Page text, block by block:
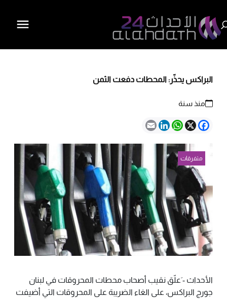
البراكس يحذّر: المحطات دفعت الثمن
منذ سنة
Facebook
X
WhatsApp
LinkedIn
Email
متفرقات
الأحداث - َعلّق نقيب أصحاب محطات المحروقات في لبنان
جورج البراكس، على الغاء الضريبة على المحروقات التي أضيفت